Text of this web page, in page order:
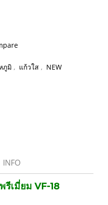
ภูมิ , แก้วใส , NEW
INFO
เมี่ยม VF-18